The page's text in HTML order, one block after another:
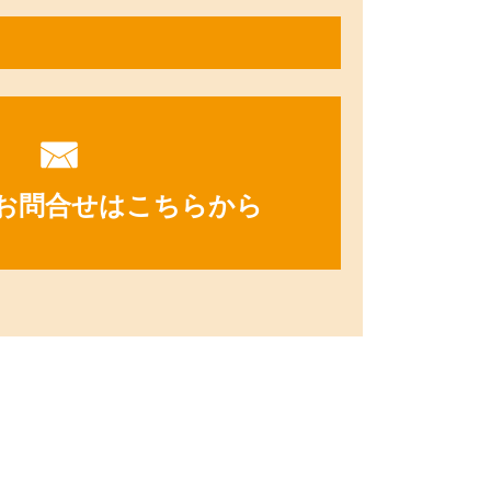
問合せはこちらから